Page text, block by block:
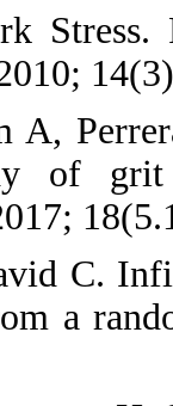
Kally
Bran
Gaeta
13